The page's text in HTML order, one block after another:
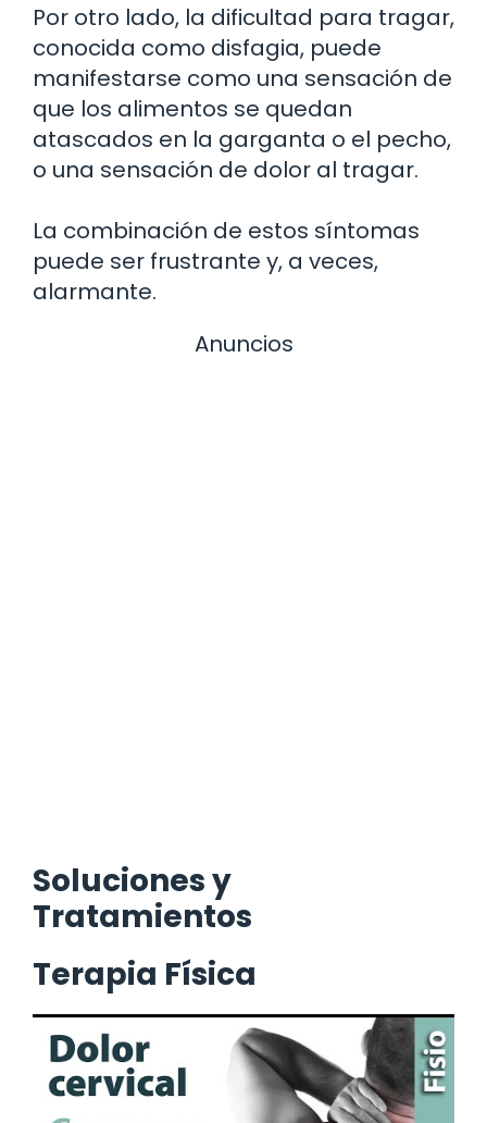
Por otro lado, la dificultad para tragar,
conocida como disfagia, puede
manifestarse como una sensación de
que los alimentos se quedan
atascados en la garganta o el pecho,
o una sensación de dolor al tragar.
La combinación de estos síntomas
puede ser frustrante y, a veces,
alarmante.
Anuncios
Soluciones y
Tratamientos
Terapia Física